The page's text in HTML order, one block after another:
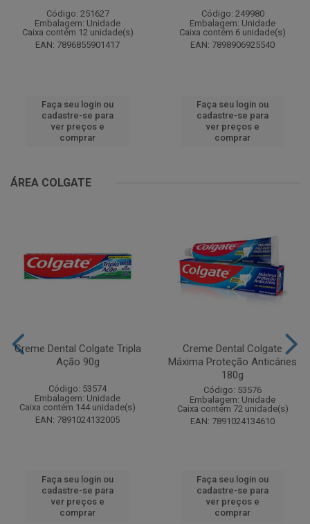
Código: 251627
Embalagem: Unidade
Caixa contém 12 unidade(s)
EAN: 7896855901417
Faça seu login ou
cadastre-se para
ver preços e
comprar
Código: 249980
Embalagem: Unidade
Caixa contém 6 unidade(s)
EAN: 7898906925540
Faça seu login ou
cadastre-se para
ver preços e
comprar
ÁREA COLGATE
Creme Dental Colgate Tripla
Ação 90g
Código: 53574
Embalagem: Unidade
Caixa contém 144 unidade(s)
EAN: 7891024132005
Faça seu login ou
cadastre-se para
ver preços e
comprar
Creme Dental Colgate
Máxima Proteção Anticáries
180g
Código: 53576
Embalagem: Unidade
Caixa contém 72 unidade(s)
EAN: 7891024134610
Faça seu login ou
cadastre-se para
ver preços e
comprar